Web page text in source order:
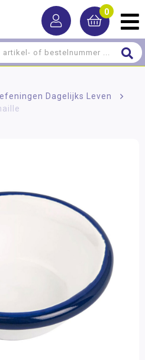
0
Dagelijks Leven
>